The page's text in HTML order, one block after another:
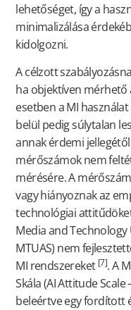
lehetőséget, így a
minimalizálása
kidolgozni.
A célzott
ha objektíven mérhető
esetben a MI
belül pedig súlytalan
annak érdemi
mérőszámok nem
mérésére. A
vagy hiányoznak az
technológiai
Media and Technology
MTUAS) nem
MI rendszereket [7]. A
Skála (AI Attitude
beleértve egy fordított